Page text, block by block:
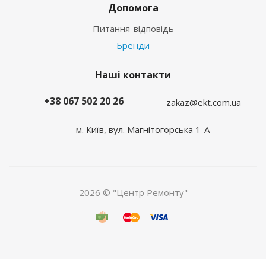
Допомога
Питання-відповідь
Бренди
Наші контакти
+38 067 502 20 26
zakaz@ekt.com.ua
м. Київ, вул. Магнітогорська 1-А
2026 © "Центр Ремонту"